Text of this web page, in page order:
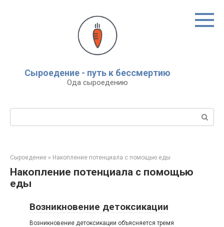
Сыроедение - путь к бессмертию
Ода сыроедению
Поиск:
Сыроедение » Накопление потенциала с помощью еды
Накопление потенциала с помощью
еды
Возникновение детоксикации
Возникновение детоксикации объясняется тремя